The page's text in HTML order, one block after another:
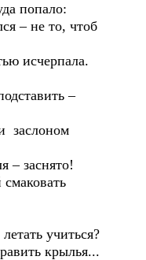
попало:
– не то, чтоб
исчерпала.
–
заслоном
– заснято!
учиться?
крылья...